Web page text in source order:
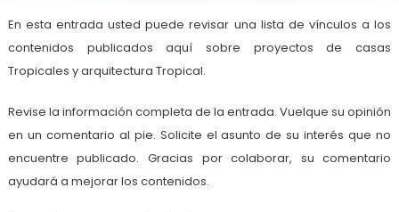
En esta entrada usted puede revisar una lista de vínculos a los
contenidos publicados aquí sobre proyectos de casas
Tropicales y arquitectura Tropical.
Revise la información completa de la entrada. Vuelque su opinión
en un comentario al pie. Solicite el asunto de su interés que no
encuentre publicado. Gracias por colaborar, su comentario
ayudará a mejorar los contenidos.